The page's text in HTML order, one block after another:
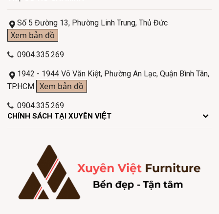
CHÍNH SÁCH TẠI XUYÊN VIỆT
Số 5 Đường 13, Phường Linh Trung, Thủ Đức
Xem bản đồ
0904.335.269
1942 - 1944 Võ Văn Kiệt, Phường An Lạc, Quận Bình Tân,
TP.HCM Xem bản đồ
0904.335.269